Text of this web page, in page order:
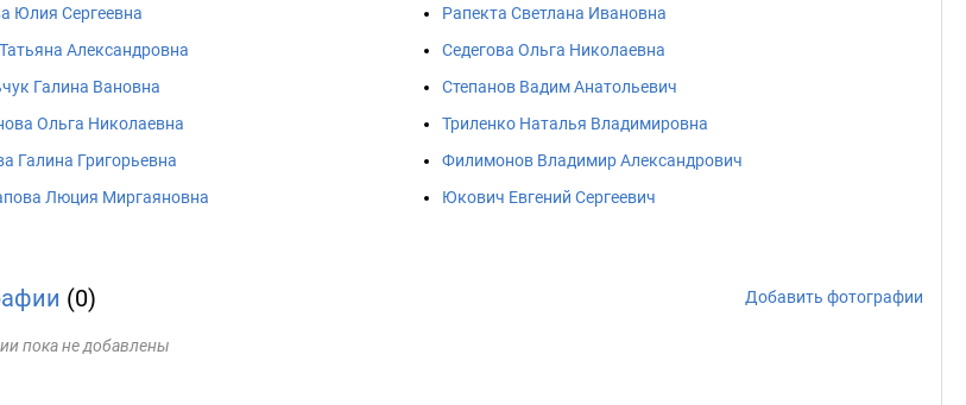
Юлия Сергеевна
Александровна
Галина Вановна
Ольга Николаевна
Галина Григорьевна
Люция Миргаяновна
Рапекта Светлана Ивановна
Седегова Ольга Николаевна
Степанов Вадим Анатольевич
Триленко Наталья Владимировна
Филимонов Владимир Александрович
Юкович Евгений Сергеевич
(0) Добавить фотографии
пока не добавлены